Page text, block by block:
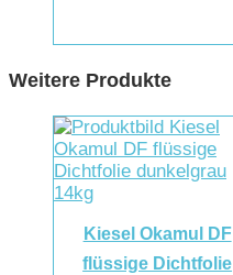
Weitere Produkte
Kiesel Okamul DF
flüssige Dichtfolie